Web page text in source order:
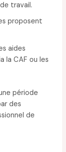
travail.
proposent
aides
la CAF ou les
période
des
de